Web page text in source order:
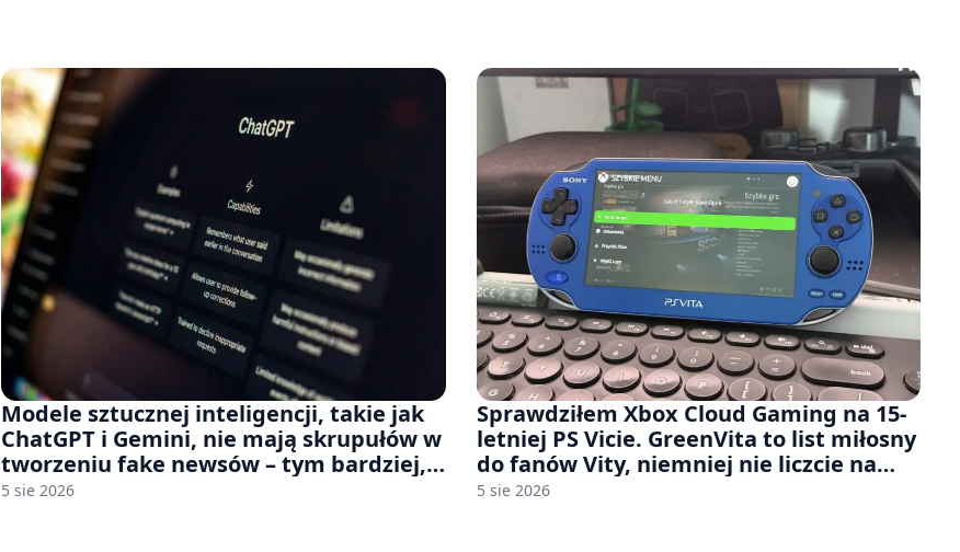
Modele sztucznej inteligencji, takie jak
ChatGPT i Gemini, nie mają skrupułów w
tworzeniu fake newsów – tym bardziej,
jeśli rozmawiasz z nimi po polsku
5 sie 2026
Sprawdziłem Xbox Cloud Gaming na 15-
letniej PS Vicie. GreenVita to list miłosny
do fanów Vity, niemniej nie liczcie na
zbyt wiele [FELIETON]
5 sie 2026